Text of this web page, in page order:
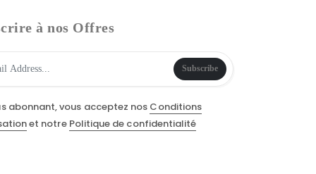
à nos Offres
Subscribe
abonnant, vous acceptez nos Conditions
et notre Politique de confidentialité